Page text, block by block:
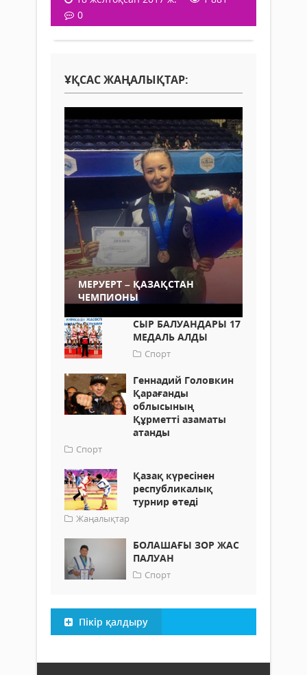
0
ҰҚСАС ЖАҢАЛЫҚТАР:
МЕРУЕРТ – ҚАЗАҚСТАН
ЧЕМПИОНЫ
СЫР БАЛУАНДАРЫ 17
МЕДАЛЬ АЛДЫ
Спорт
Геннадий Головкин
Қарағанды
облысының
Құрметті азаматы
атанды
Спорт
Қазақ күресінен
республикалық
турнир өтеді
Жаңалықтар
БОЛАШАҒЫ ЗОР ЖАС
ПАЛУАН
Спорт
Пікір қалдыру